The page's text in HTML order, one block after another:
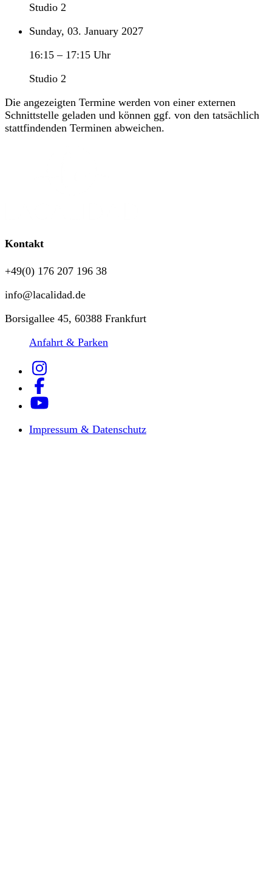
Studio 2
Sunday, 03. January 2027
16:15 – 17:15 Uhr
Studio 2
Die angezeigten Termine werden von einer externen
Schnittstelle geladen und können ggf. von den tatsächlich
stattfindenden Terminen abweichen.
Kontakt
+49(0) 176 207 196 38
info@lacalidad.de
Borsigallee 45, 60388 Frankfurt
Anfahrt & Parken
Impressum & Datenschutz